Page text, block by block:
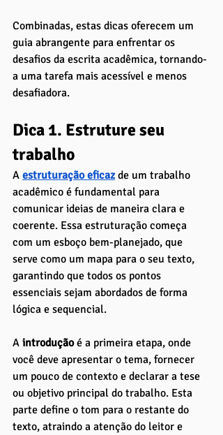
Combinadas, estas dicas oferecem um
guia abrangente para enfrentar os
desafios da escrita acadêmica, tornando-
a uma tarefa mais acessível e menos
desafiadora.
Dica 1. Estruture seu
trabalho
A estruturação eficaz de um trabalho
acadêmico é fundamental para
comunicar ideias de maneira clara e
coerente. Essa estruturação começa
com um esboço bem-planejado, que
serve como um mapa para o seu texto,
garantindo que todos os pontos
essenciais sejam abordados de forma
lógica e sequencial.
A introdução é a primeira etapa, onde
você deve apresentar o tema, fornecer
um pouco de contexto e declarar a tese
ou objetivo principal do trabalho. Esta
parte define o tom para o restante do
texto, atraindo a atenção do leitor e